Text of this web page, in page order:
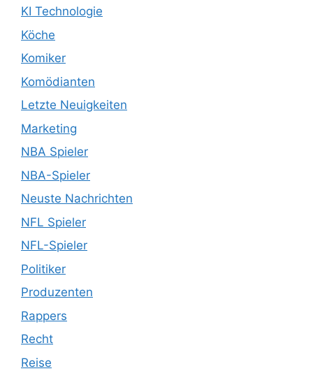
KI Technologie
Köche
Komiker
Komödianten
Letzte Neuigkeiten
Marketing
NBA Spieler
NBA-Spieler
Neuste Nachrichten
NFL Spieler
NFL-Spieler
Politiker
Produzenten
Rappers
Recht
Reise